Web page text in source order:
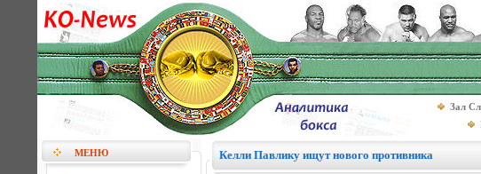
Зал
МЕНЮ Келли Павлику ищут нового противника